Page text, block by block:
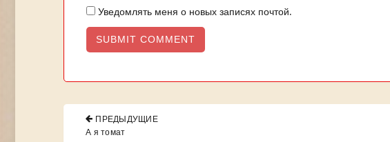
Уведомлять меня о новых записях почтой.
Навигация
по
ПРЕДЫДУЩИЕ
PREVIOUS
А я томат